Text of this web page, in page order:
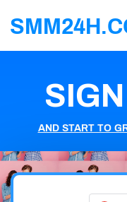
AND START TO